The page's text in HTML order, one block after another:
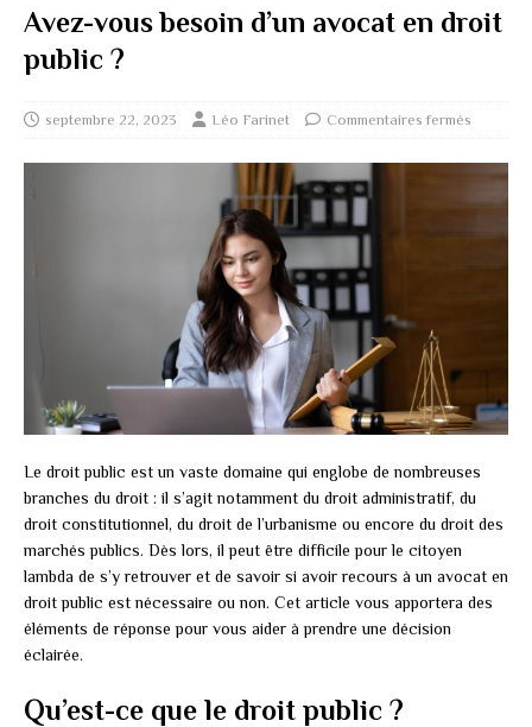
Avez-vous besoin d’un avocat en droit
public ?
septembre 22, 2023 Léo Farinet Commentaires fermés
Le droit public est un vaste domaine qui englobe de nombreuses
branches du droit : il s’agit notamment du droit administratif, du
droit constitutionnel, du droit de l’urbanisme ou encore du droit des
marchés publics. Dès lors, il peut être difficile pour le citoyen
lambda de s’y retrouver et de savoir si avoir recours à un avocat en
droit public est nécessaire ou non. Cet article vous apportera des
éléments de réponse pour vous aider à prendre une décision
éclairée.
Qu’est-ce que le droit public ?